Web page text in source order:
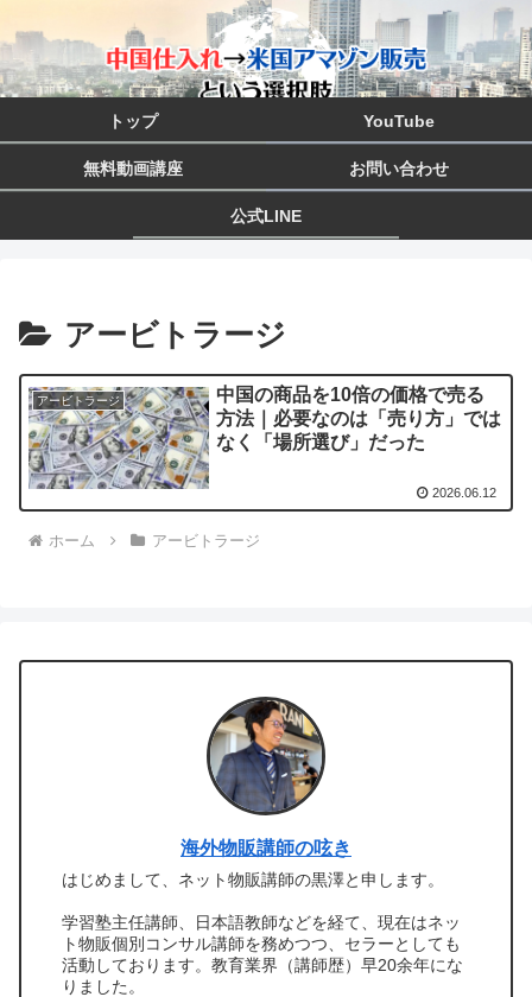
トップ YouTube
無料動画講座 お問い合わせ
公式LINE
アービトラージ
アービトラージ
中国の商品を10倍の価格で売る
方法｜必要なのは「売り方」では
なく「場所選び」だった
2026.06.12
ホーム アービトラージ
海外物販講師の呟き
はじめまして、ネット物販講師の黒澤と申します。
学習塾主任講師、日本語教師などを経て、現在はネッ
ト物販個別コンサル講師を務めつつ、セラーとしても
活動しております。教育業界（講師歴）早20余年にな
りました。